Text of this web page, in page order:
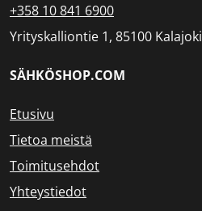
+358 10 841 6900
Yrityskalliontie 1, 85100 Kalajoki
SÄHKÖSHOP.COM
Etusivu
Tietoa meistä
Toimitusehdot
Yhteystiedot